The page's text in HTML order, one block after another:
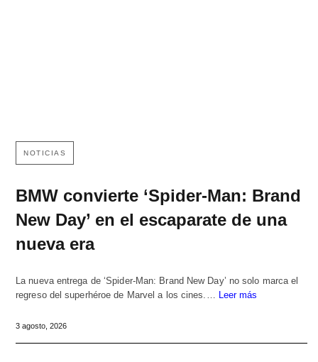
NOTICIAS
BMW convierte ‘Spider-Man: Brand
New Day’ en el escaparate de una
nueva era
La nueva entrega de ‘Spider-Man: Brand New Day’ no solo marca el
regreso del superhéroe de Marvel a los cines.… Leer más
3 agosto, 2026